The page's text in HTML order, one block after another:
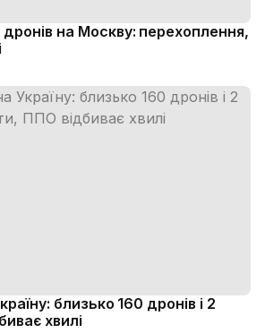
на Москву: перехоплення,
близько 160 дронів і 2
хвилі